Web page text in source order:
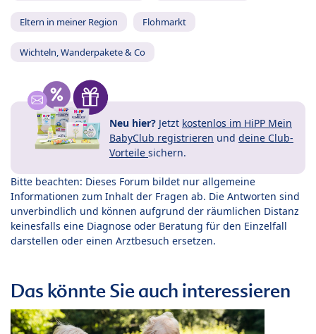
Eltern in meiner Region Flohmarkt
Wichteln, Wanderpakete & Co
Neu hier? Jetzt kostenlos im HiPP Mein
BabyClub registrieren und deine Club-
Vorteile sichern.
Bitte beachten: Dieses Forum bildet nur allgemeine
Informationen zum Inhalt der Fragen ab. Die Antworten sind
unverbindlich und können aufgrund der räumlichen Distanz
keinesfalls eine Diagnose oder Beratung für den Einzelfall
darstellen oder einen Arztbesuch ersetzen.
Das könnte Sie auch interessieren